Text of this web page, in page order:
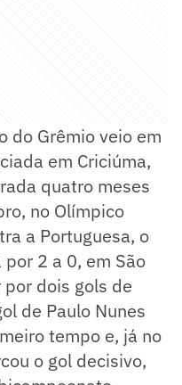
do Grêmio veio em
em Criciúma,
quatro meses
no Olímpico
a Portuguesa, o
2 a 0, em São
dois gols de
de Paulo Nunes
tempo e, já no
o gol decisivo,